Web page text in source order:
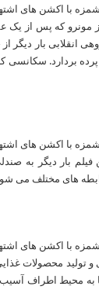
مونرو که پس از
مایلز بعدتر در سال 2173 توسط
بردارد. سکانسی
فیلم بار دیگر به
های مختلف می
تولید محصولات
محیط اطراف آسیب